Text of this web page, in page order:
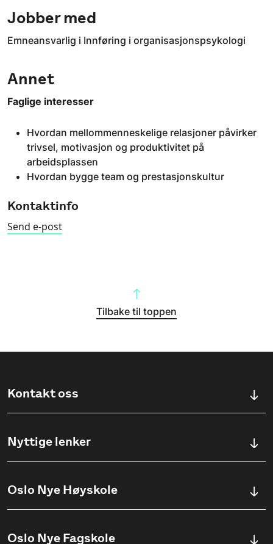
Jobber med
Emneansvarlig i Innføring i organisasjonspsykologi
Annet
Faglige interesser
Hvordan mellommenneskelige relasjoner påvirker
trivsel, motivasjon og produktivitet på
arbeidsplassen
Hvordan bygge team og prestasjonskultur
Kontaktinfo
Send e-post
Tilbake til toppen
Kontakt oss
Ullevålsveien 76, 0454 OSLO
(+47) 23 23 38 20
Nyttige lenker
Søknadsinfo
Oslo Nye Høyskole
Oslo Nye Fagskole